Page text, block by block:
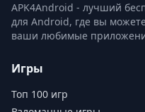
APK4Android - лучший
для Android, где вы
ваши любимые
Игры
Топ 100 игр